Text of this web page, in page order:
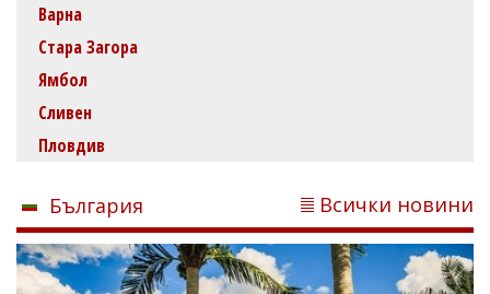
Варна
Стара Загора
Ямбол
Сливен
Пловдив
България Всички новини